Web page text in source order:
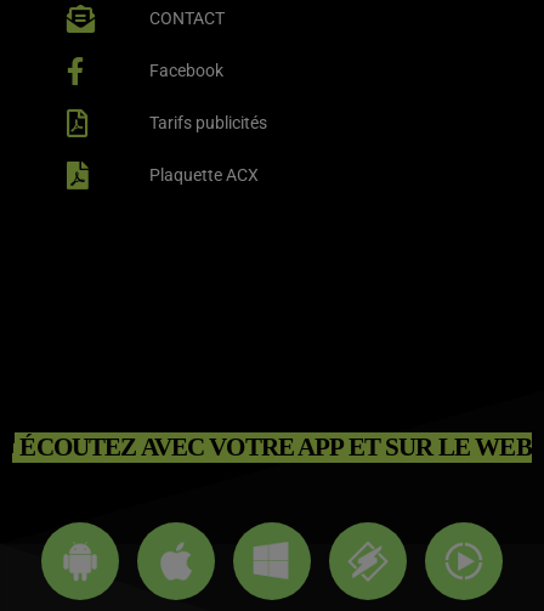
CONTACT
Facebook
Tarifs publicités
Plaquette ACX
ÉCOUTEZ AVEC VOTRE APP ET SUR LE WEB